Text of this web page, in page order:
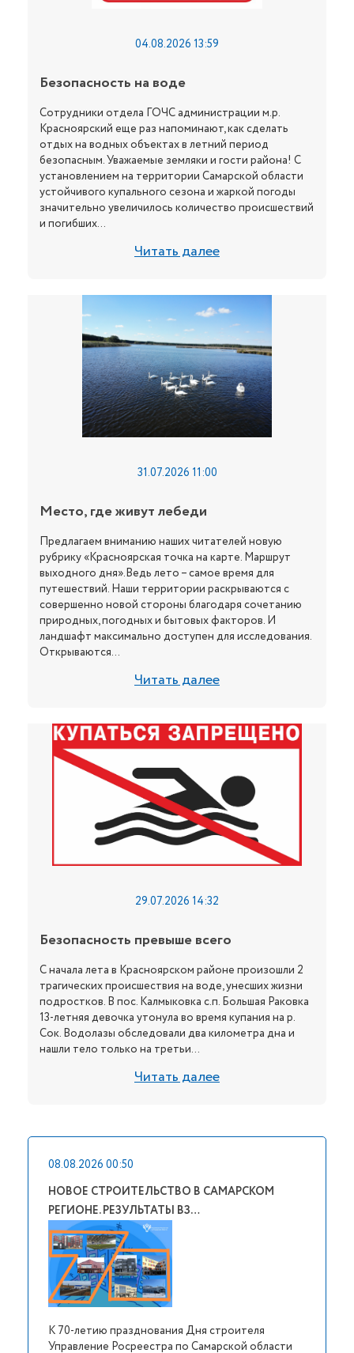
04.08.2026 13:59
Безопасность на воде
Сотрудники отдела ГОЧС администрации м.р.
Красноярский еще раз напоминают, как сделать
отдых на водных объектах в летний период
безопасным. Уважаемые земляки и гости района! С
установлением на территории Самарской области
устойчивого купального сезона и жаркой погоды
значительно увеличилось количество происшествий
и погибших...
Читать далее
31.07.2026 11:00
Место, где живут лебеди
Предлагаем вниманию наших читателей новую
рубрику «Красноярская точка на карте. Маршрут
выходного дня».Ведь лето – самое время для
путешествий. Наши территории раскрываются с
совершенно новой стороны благодаря сочетанию
природных, погодных и бытовых факторов. И
ландшафт максимально доступен для исследования.
Открываются...
Читать далее
29.07.2026 14:32
Безопасность превыше всего
С начала лета в Красноярском районе произошли 2
трагических происшествия на воде, унесших жизни
подростков. В пос. Калмыковка с.п. Большая Раковка
13-летняя девочка утонула во время купания на р.
Сок. Водолазы обследовали два километра дна и
нашли тело только на третьи...
Читать далее
08.08.2026 00:50
НОВОЕ СТРОИТЕЛЬСТВО В САМАРСКОМ
РЕГИОНЕ. РЕЗУЛЬТАТЫ ВЗ…
К 70-летию празднования Дня строителя
Управление Росреестра по Самарской области